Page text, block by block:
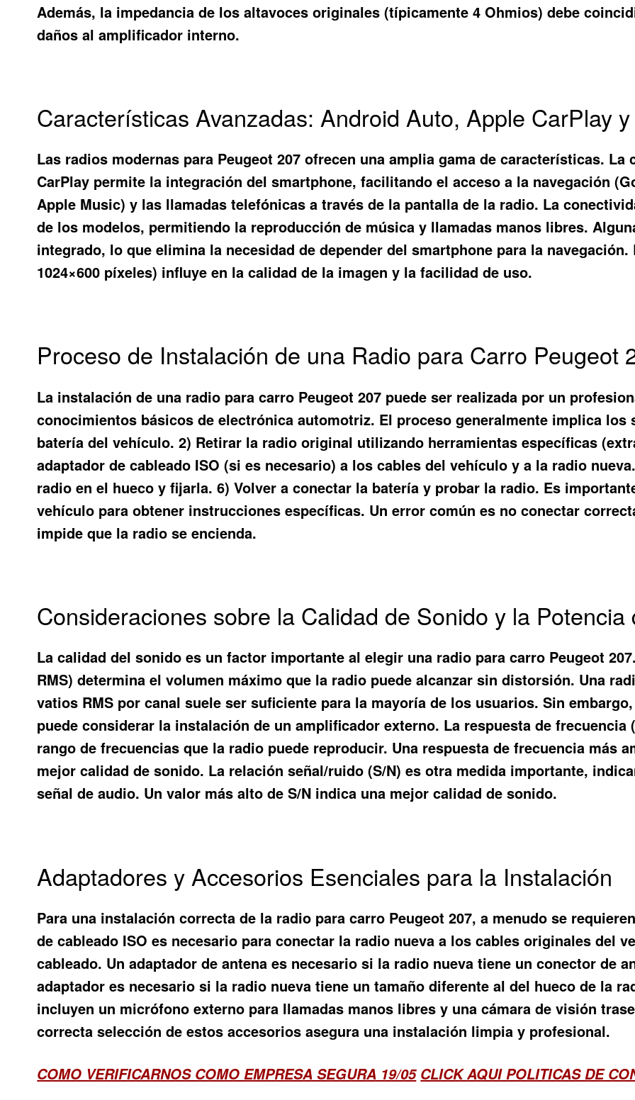
Además, la impedancia de los altavoces originales (típicamente 4 Ohmios) debe
daños al amplificador interno.
Características Avanzadas: Android Auto, Apple CarPlay
Las radios modernas para Peugeot 207 ofrecen una amplia gama de características.
CarPlay permite la integración del smartphone, facilitando el acceso a la navegación
Apple Music) y las llamadas telefónicas a través de la pantalla de la radio. La
de los modelos, permitiendo la reproducción de música y llamadas manos libres.
integrado, lo que elimina la necesidad de depender del smartphone para la
1024×600 píxeles) influye en la calidad de la imagen y la facilidad de uso.
Proceso de Instalación de una Radio para Carro Peugeot
La instalación de una radio para carro Peugeot 207 puede ser realizada por un
conocimientos básicos de electrónica automotriz. El proceso generalmente implica los
batería del vehículo. 2) Retirar la radio original utilizando herramientas específicas
adaptador de cableado ISO (si es necesario) a los cables del vehículo y a la radio
radio en el hueco y fijarla. 6) Volver a conectar la batería y probar la radio. Es
vehículo para obtener instrucciones específicas. Un error común es no conectar
impide que la radio se encienda.
Consideraciones sobre la Calidad de Sonido y la Potencia
La calidad del sonido es un factor importante al elegir una radio para carro Peugeot
RMS) determina el volumen máximo que la radio puede alcanzar sin distorsión. Una
vatios RMS por canal suele ser suficiente para la mayoría de los usuarios. Sin
puede considerar la instalación de un amplificador externo. La respuesta de frecuencia
rango de frecuencias que la radio puede reproducir. Una respuesta de frecuencia más
mejor calidad de sonido. La relación señal/ruido (S/N) es otra medida importante,
señal de audio. Un valor más alto de S/N indica una mejor calidad de sonido.
Adaptadores y Accesorios Esenciales para la Instalación
Para una instalación correcta de la radio para carro Peugeot 207, a menudo se
de cableado ISO es necesario para conectar la radio nueva a los cables originales del
cableado. Un adaptador de antena es necesario si la radio nueva tiene un conector de
adaptador es necesario si la radio nueva tiene un tamaño diferente al del hueco de la
incluyen un micrófono externo para llamadas manos libres y una cámara de visión
correcta selección de estos accesorios asegura una instalación limpia y profesional.
COMO VERIFICARNOS COMO EMPRESA SEGURA 19/05 CLICK AQUI POLITICAS DE